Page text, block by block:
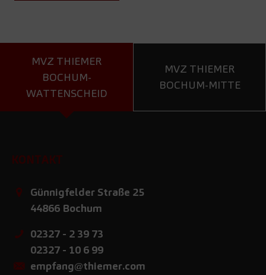
MVZ THIEMER
BOCHUM-
WATTENSCHEID
MVZ THIEMER
BOCHUM-MITTE
KONTAKT
Günnigfelder Straße 25
44866 Bochum
02327 - 2 39 73
02327 - 10 6 99
empfang@thiemer.com